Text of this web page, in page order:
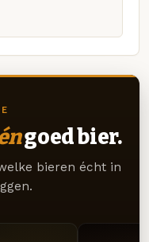
goed bier.
bieren écht in